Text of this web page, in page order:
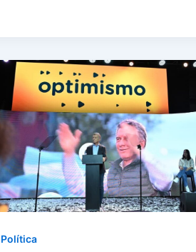
Política